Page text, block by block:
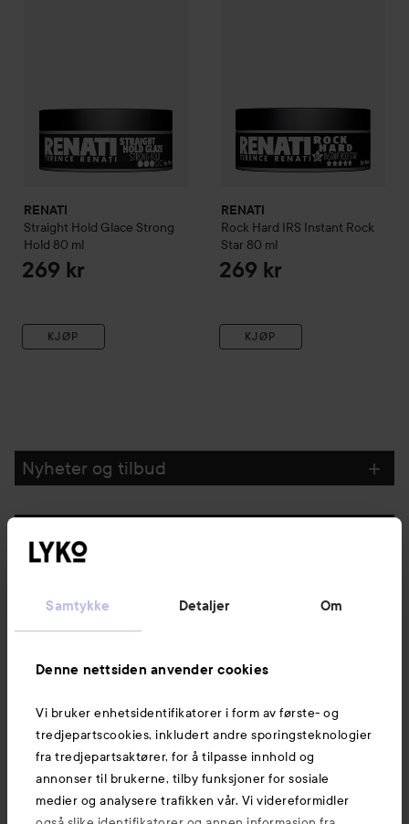
Samtykke Detaljer Om
Denne nettsiden anvender cookies
Vi bruker enhetsidentifikatorer i form av første- og
tredjepartscookies, inkludert andre sporingsteknologier
fra tredjepartsaktører, for å tilpasse innhold og
annonser til brukerne, tilby funksjoner for sosiale
medier og analysere trafikken vår. Vi videreformidler
RENATI
Straight Hold Glace Strong
Hold 80 ml
269 kr
KJØP
RENATI
Rock Hard IRS Instant Rock
Star 80 ml
269 kr
KJØP
Nyheter og tilbud
Kundeservice
Informasjon
Også av interesse